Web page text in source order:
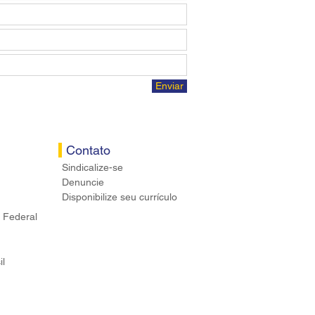
Enviar
Federal
Contato
Sindicalize-se
Denuncie
Disponibilize seu currículo